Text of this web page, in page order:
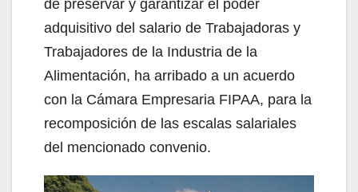
de preservar y garantizar el poder
adquisitivo del salario de Trabajadoras y
Trabajadores de la Industria de la
Alimentación, ha arribado a un acuerdo
con la Cámara Empresaria FIPAA, para la
recomposición de las escalas salariales
del mencionado convenio.